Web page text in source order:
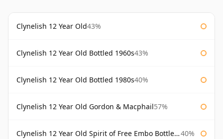
Clynelish 12 Year Old43%
Clynelish 12 Year Old Bottled 1960s43%
Clynelish 12 Year Old Bottled 1980s40%
Clynelish 12 Year Old Gordon & Macphail57%
Clynelish 12 Year Old Spirit of Free Embo Bottled 1988 40%